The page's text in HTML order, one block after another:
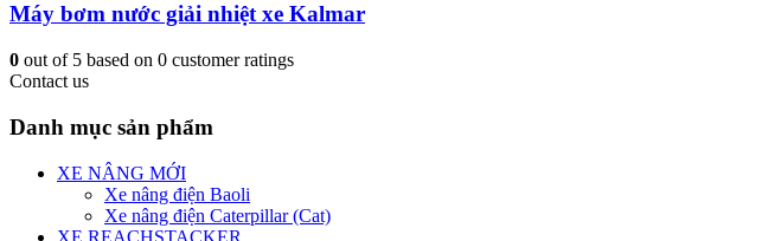
Máy bơm nước giải nhiệt xe Kalmar
0 out of 5 based on 0 customer ratings
Contact us
Danh mục sản phẩm
XE NÂNG MỚI
Xe nâng điện Baoli
Xe nâng điện Caterpillar (Cat)
XE REACHSTACKER